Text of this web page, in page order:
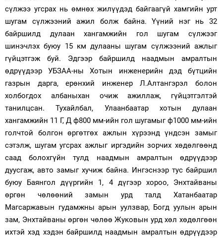
сүлжээ угсрах нь өмнөх жилүүдэд байгаагүй хамгийн урт
шугам сүлжээний ажил болж байна. Үүний нэг нь 32
байршилд дулаан хангамжийн гол шугам сүлжээг
шинэчлэх буюу 15 км дулааны шугам сүлжээний ажлыг
гүйцэтгэж буй. Эдгээр байршилд наадмын амралтын
өдрүүдээр УБЗАА-ны Хотын инженерийн дэд бүтцийн
газрын дарга, ерөнхий инженер Л.Алтангэрэл болон
холбогдох албаныхан очиж ажиллаж, гүйцэтгэлтэй
танилцсан. Тухайлбал, Улаанбаатар хотын дулаан
хангамжийн 11 Г, Д ф800 мм-ийн гол шугамыг ф1000 мм-ийн
голчтой болгон өргөтгөх ажлын хүрээнд үндсэн замыг
сэтэлж, шугам угсрах ажлыг иргэдийн зорчих хөдөлгөөнд
саад болохгүйн тулд наадмын амралтын өдрүүдээр
дуусгаж, авто замыг хучиж байна. Ингэснээр тус байршил
буюу Баянгол дүүргийн 1, 4 дүгээр хороо, Энхтайваны
өргөн чөлөөний замын урд талд Хатанбаатар
Магсаржавын гудамжны арын уулзвар, Богд уулын арын
зам, Энхтайваны өргөн чөлөө Жуковын урд хөл хөдөлгөөн
ихтэй хэд хэдэн байршилд наадмын амралтын өдрүүдээр